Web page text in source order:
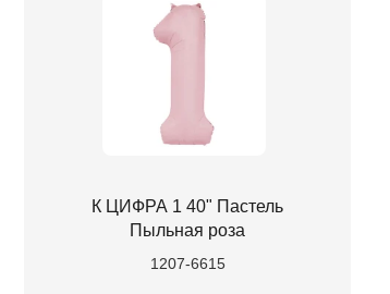
К ЦИФРА 1 40" Пастель
Пыльная роза
1207-6615